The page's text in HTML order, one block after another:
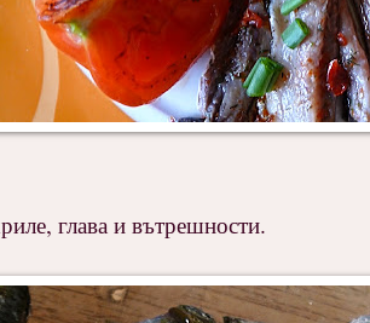
глава и вътрешности.